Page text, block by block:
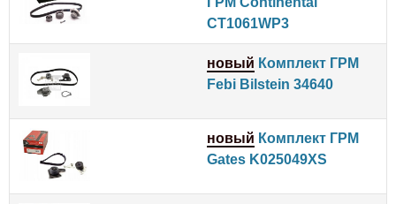
CT1061WP3
новый Комплект ГРМ
Febi Bilstein 34640
новый Комплект ГРМ
Gates K025049XS